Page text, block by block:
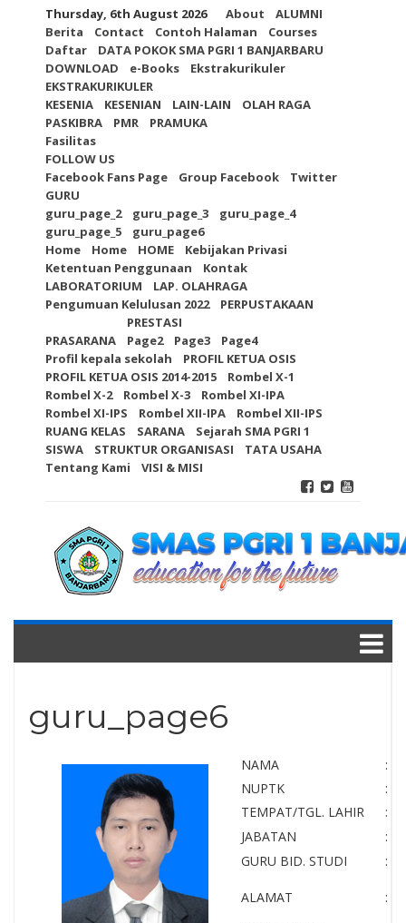
Thursday, 6th August 2026 About
ALUMNI
Berita
Contact Contoh Halaman
Courses
Daftar
DATA POKOK SMA PGRI 1 BANJARBARU
DOWNLOAD
e-Books
Ekstrakurikuler
EKSTRAKURIKULER
KESENIA
KESENIAN LAIN-LAIN
OLAH RAGA
PASKIBRA
PMR
PRAMUKA
Fasilitas
FOLLOW US
Facebook Fans Page
Group Facebook
Twitter
GURU
guru_page_2
guru_page_3
guru_page_4
guru_page_5
guru_page6
Home
Home HOME
Kebijakan Privasi
Ketentuan Penggunaan
Kontak
LABORATORIUM
LAP. OLAHRAGA
Pengumuan Kelulusan 2022
PERPUSTAKAAN
PRASARANA
PRESTASI
Page2
Page3
Page4
Profil kepala sekolah
PROFIL KETUA OSIS
PROFIL KETUA OSIS 2014-2015
Rombel X-1
Rombel X-2
Rombel X-3
Rombel XI-IPA
Rombel XI-IPS
Rombel XII-IPA
Rombel XII-IPS
RUANG KELAS
SARANA
Sejarah SMA PGRI 1
SISWA
STRUKTUR ORGANISASI
TATA USAHA
Tentang Kami
VISI & MISI
guru_page6
NAMA
:
NUPTK
:
TEMPAT/TGL. LAHIR
:
JABATAN
:
GURU BID. STUDI
:
ALAMAT :